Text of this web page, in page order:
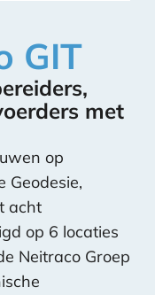
GIT
met
op
Geodesie,
acht
op 6 locaties
Neitraco Groep